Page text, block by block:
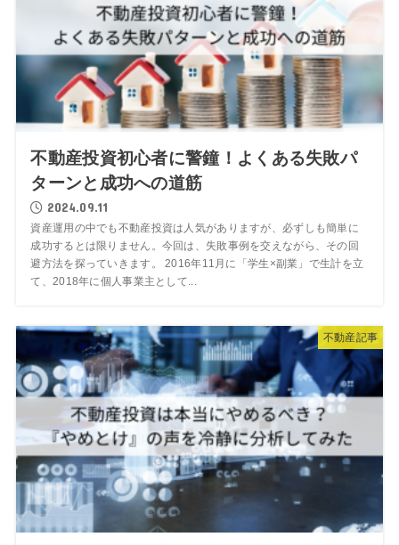
不動産投資初心者に警鐘！よくある失敗パ
ターンと成功への道筋
2024.09.11
資産運用の中でも不動産投資は人気がありますが、必ずしも簡単に
成功するとは限りません。今回は、失敗事例を交えながら、その回
避方法を探っていきます。 2016年11月に「学生×副業」で生計を立
て、2018年に個人事業主として...
不動産記事